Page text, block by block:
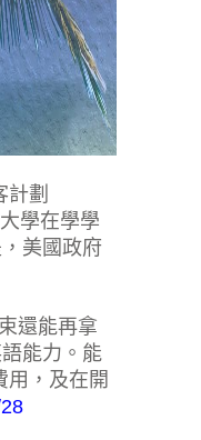
劃
學在學學
美國政府
還能再拿
能力。能
用，及在開